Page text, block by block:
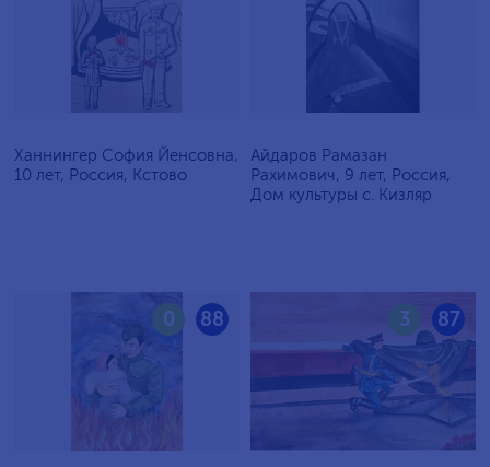
Ханнингер София Йенсовна,
10 лет, Россия, Кстово
Айдаров Рамазан
Рахимович, 9 лет, Россия,
Дом культуры с. Кизляр
88
0 87
3